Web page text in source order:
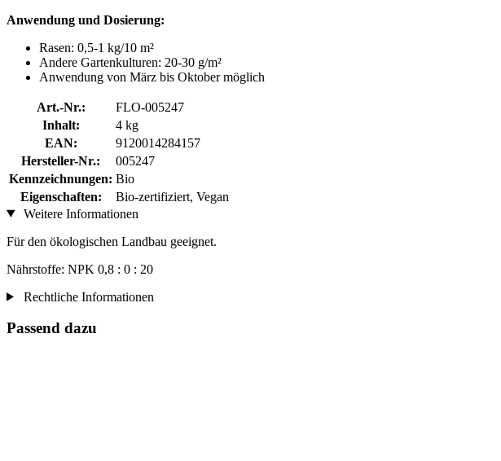
Anwendung und Dosierung:
Rasen: 0,5-1 kg/10 m²
Andere Gartenkulturen: 20-30 g/m²
Anwendung von März bis Oktober möglich
Art.-Nr.:
FLO-005247
Inhalt:
4 kg
EAN:
9120014284157
Hersteller-Nr.:
005247
Kennzeichnungen: Bio
Eigenschaften:
Bio-zertifiziert, Vegan
Weitere Informationen
Für den ökologischen Landbau geeignet.
Nährstoffe: NPK 0,8 : 0 : 20
Rechtliche Informationen
Passend dazu